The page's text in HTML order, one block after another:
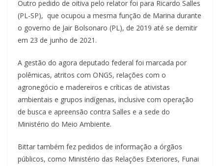
Outro pedido de oitiva pelo relator foi para Ricardo Salles
(PL-SP), que ocupou a mesma função de Marina durante
o governo de Jair Bolsonaro (PL), de 2019 até se demitir
em 23 de junho de 2021.
A gestão do agora deputado federal foi marcada por
polêmicas, atritos com ONGS, relações com o
agronegócio e madereiros e críticas de ativistas
ambientais e grupos indígenas, inclusive com operação
de busca e apreensão contra Salles e a sede do
Ministério do Meio Ambiente.
Bittar também fez pedidos de informação a órgãos
públicos, como Ministério das Relações Exteriores, Funai